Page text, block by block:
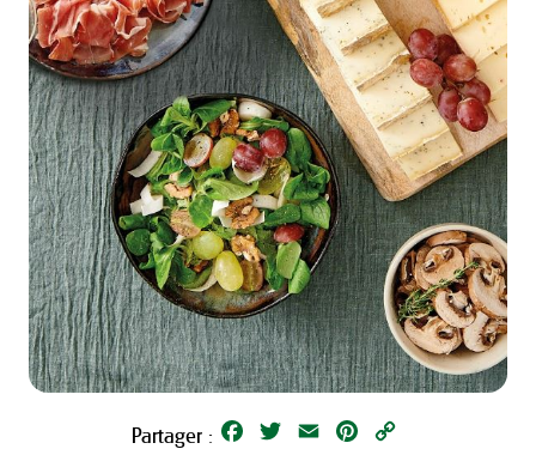
Partager : Facebook
Twitter Email Pinterest